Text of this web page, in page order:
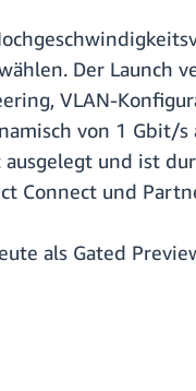
Der
VLAN-
von 1
und ist
Connect und
als Gated